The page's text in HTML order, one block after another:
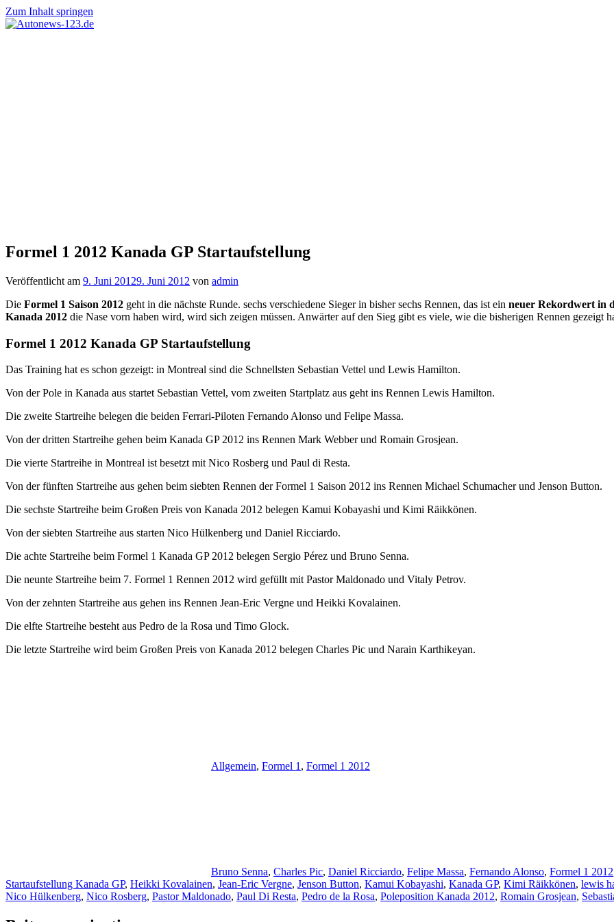
Zum Inhalt springen
Formel 1 2012 Kanada GP Startaufstellung
Veröffentlicht am 9. Juni 20129. Juni 2012 von admin
Die Formel 1 Saison 2012 geht in die nächste Runde. sechs verschiedene Sieger in bisher sechs Rennen, das ist ein neuer Rekordwert in
Kanada 2012 die Nase vorn haben wird, wird sich zeigen müssen. Anwärter auf den Sieg gibt es viele, wie die bisherigen Rennen gezeigt
Formel 1 2012 Kanada GP Startaufstellung
Das Training hat es schon gezeigt: in Montreal sind die Schnellsten Sebastian Vettel und Lewis Hamilton.
Von der Pole in Kanada aus startet Sebastian Vettel, vom zweiten Startplatz aus geht ins Rennen Lewis Hamilton.
Die zweite Startreihe belegen die beiden Ferrari-Piloten Fernando Alonso und Felipe Massa.
Von der dritten Startreihe gehen beim Kanada GP 2012 ins Rennen Mark Webber und Romain Grosjean.
Die vierte Startreihe in Montreal ist besetzt mit Nico Rosberg und Paul di Resta.
Von der fünften Startreihe aus gehen beim siebten Rennen der Formel 1 Saison 2012 ins Rennen Michael Schumacher und Jenson Button.
Die sechste Startreihe beim Großen Preis von Kanada 2012 belegen Kamui Kobayashi und Kimi Räikkönen.
Von der siebten Startreihe aus starten Nico Hülkenberg und Daniel Ricciardo.
Die achte Startreihe beim Formel 1 Kanada GP 2012 belegen Sergio Pérez und Bruno Senna.
Die neunte Startreihe beim 7. Formel 1 Rennen 2012 wird gefüllt mit Pastor Maldonado und Vitaly Petrov.
Von der zehnten Startreihe aus gehen ins Rennen Jean-Eric Vergne und Heikki Kovalainen.
Die elfte Startreihe besteht aus Pedro de la Rosa und Timo Glock.
Die letzte Startreihe wird beim Großen Preis von Kanada 2012 belegen Charles Pic und Narain Karthikeyan.
Allgemein, Formel 1 , Formel 1 2012
Bruno Senna, Charles Pic, Daniel Ricciardo, Felipe Massa, Fernando Alonso, Formel 1 2012
Startaufstellung Kanada GP, Heikki Kovalainen, Jean-Eric Vergne, Jenson Button, Kamui Kobayashi, Kanada GP, Kimi Räikkönen, lewis
Nico Hülkenberg, Nico Rosberg, Pastor Maldonado, Paul Di Resta, Pedro de la Rosa, Poleposition Kanada 2012, Romain Grosjean,